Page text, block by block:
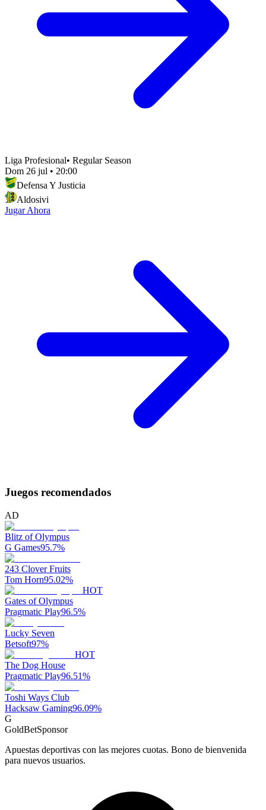
Liga Profesional• Regular Season
Dom 26 jul • 20:00
Defensa Y Justicia
Aldosivi
Jugar Ahora
Juegos recomendados
AD
Blitz of Olympus
G Games95.7%
243 Clover Fruits
Tom Horn95.02%
HOT
Gates of Olympus
Pragmatic Play96.5%
Lucky Seven
Betsoft97%
HOT
The Dog House
Pragmatic Play96.51%
Toshi Ways Club
Hacksaw Gaming96.09%
G
GoldBetSponsor
Apuestas deportivas con las mejores cuotas. Bono de bienvenida
para nuevos usuarios.